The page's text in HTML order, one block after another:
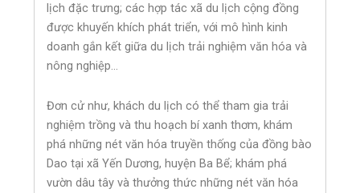
lịch đặc trưng; các hợp tác xã du lịch cộng đồng
được khuyến khích phát triển, với mô hình kinh
doanh gắn kết giữa du lịch trải nghiệm văn hóa và
nông nghiệp…
Đơn cử như, khách du lịch có thể tham gia trải
nghiệm trồng và thu hoạch bí xanh thơm, khám
phá những nét văn hóa truyền thống của đồng bào
Dao tại xã Yến Dương, huyện Ba Bể; khám phá
vườn dâu tây và thưởng thức những nét văn hóa